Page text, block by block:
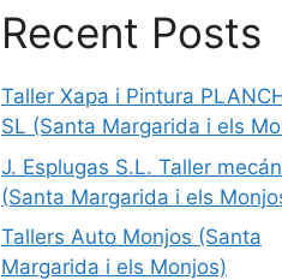
Recent Posts
Taller Xapa i Pintura
SL (Santa Margarida i els
J. Esplugas S.L. Taller
(Santa Margarida i els
Tallers Auto Monjos (Santa
Margarida i els Monjos)